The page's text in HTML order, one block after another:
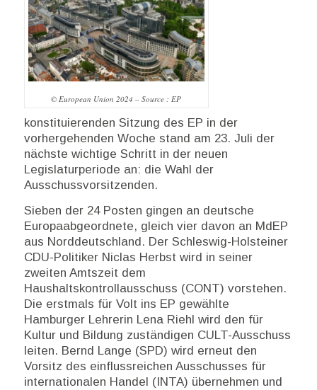
Beschreibung
© European Union 2024 – Source : EP
konstituierenden Sitzung des EP in der
vorhergehenden Woche stand am 23. Juli der
nächste wichtige Schritt in der neuen
Legislaturperiode an: die Wahl der
Ausschussvorsitzenden.
Sieben der 24 Posten gingen an deutsche
Europaabgeordnete, gleich vier davon an MdEP
aus Norddeutschland. Der Schleswig-Holsteiner
CDU-Politiker Niclas Herbst wird in seiner
zweiten Amtszeit dem
Haushaltskontrollausschuss (CONT) vorstehen.
Die erstmals für Volt ins EP gewählte
Hamburger Lehrerin Lena Riehl wird den für
Kultur und Bildung zuständigen CULT-Ausschuss
leiten. Bernd Lange (SPD) wird erneut den
Vorsitz des einflussreichen Ausschusses für
internationalen Handel (INTA) übernehmen und